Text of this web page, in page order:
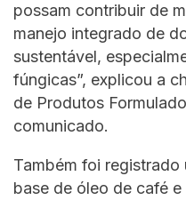
possam contribuir de
manejo integrado de
sustentável,
fúngicas”, explicou a
de Produtos
comunicado.
Também foi
base de óleo de café